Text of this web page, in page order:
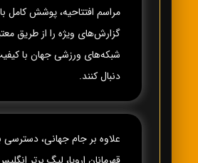
مراسم افتتاحیه، پوشش کامل
گزارش‌های ویژه را از طریق
دنبال کنند.
علاوه بر جام جهانی،